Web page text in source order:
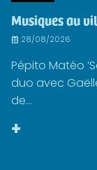
Musiques au
28/08/2026
Pépito Matéo
duo avec
de...
+